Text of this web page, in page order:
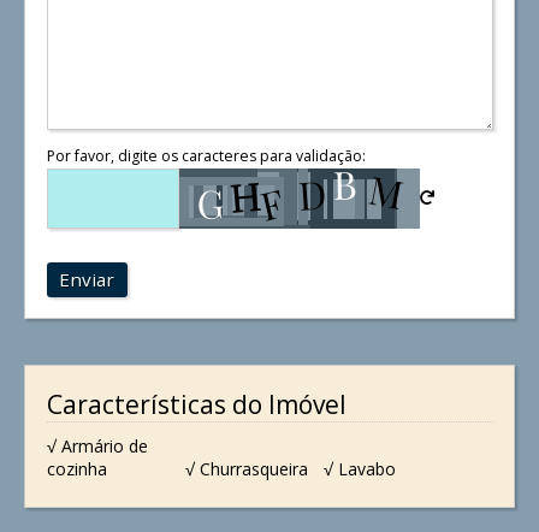
Por favor, digite os caracteres para validação:
Enviar
Características do Imóvel
√ Armário de
cozinha
√ Churrasqueira √ Lavabo